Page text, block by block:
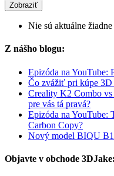
Zobraziť
Nie sú aktuálne žiadne
Z nášho blogu:
Epizóda na YouTube:
Čo zvážiť pri kúpe 3D
Creality K2 Combo
pre vás tá pravá?
Epizóda na YouTube:
Carbon Copy?
Nový model BIQU B1
Objavte v obchode 3DJake: